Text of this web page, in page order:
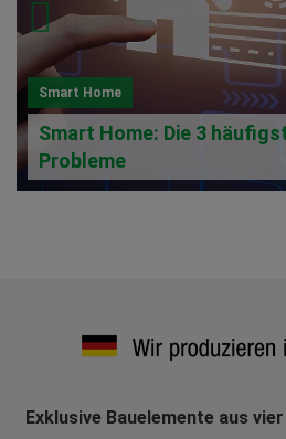
Smart Home
Smart Home: Die 3
Probleme
Exklusive Bauelemente aus